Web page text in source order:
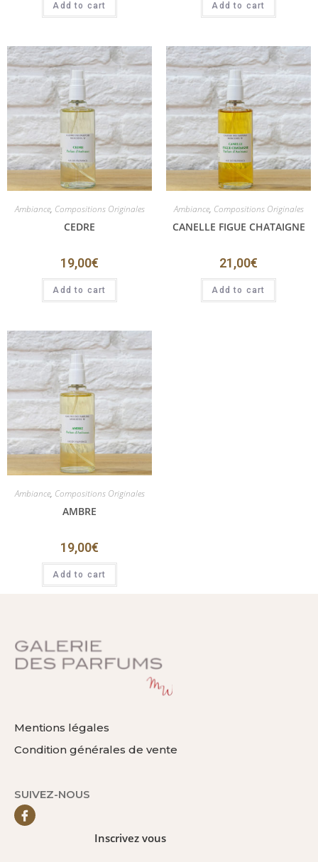
Add to cart Add to cart
Ambiance, Compositions Originales
CEDRE
19,00€
Add to cart
Ambiance, Compositions Originales
CANELLE FIGUE CHATAIGNE
21,00€
Add to cart
Ambiance, Compositions Originales
AMBRE
19,00€
Add to cart
Mentions légales
Condition générales de vente
SUIVEZ-NOUS
Inscrivez vous